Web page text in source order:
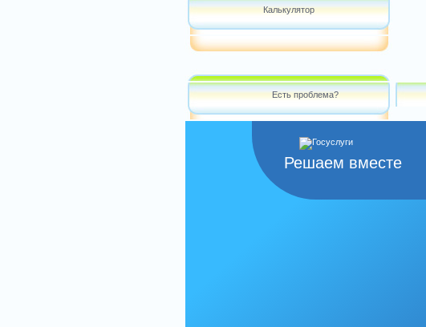
Калькулятор
Есть проблема?
Решаем вместе